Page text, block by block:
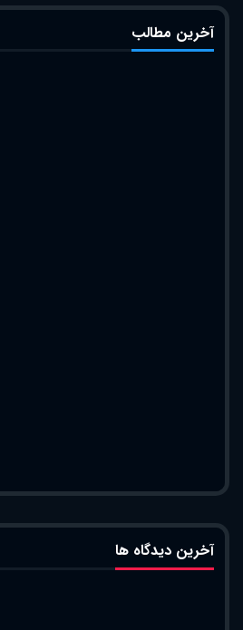
آخرین مطالب
آخرین دیدگاه ها